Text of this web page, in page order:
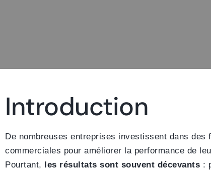
Introduction
De nombreuses entreprises investissent dans des
commerciales pour améliorer la performance de
Pourtant, les résultats sont souvent décevants :